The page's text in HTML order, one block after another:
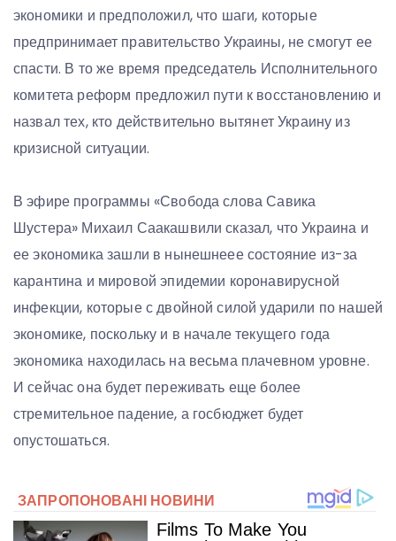
экономики и предположил, что шаги, которые
предпринимает правительство Украины, не смогут ее
спасти. В то же время председатель Исполнительного
комитета реформ предложил пути к восстановлению и
назвал тех, кто действительно вытянет Украину из
кризисной ситуации.
В эфире программы «Свобода слова Савика
Шустера» Михаил Саакашвили сказал, что Украина и
ее экономика зашли в нынешнеее состояние из-за
карантина и мировой эпидемии коронавирусной
инфекции, которые с двойной силой ударили по нашей
экономике, поскольку и в начале текущего года
экономика находилась на весьма плачевном уровне.
И сейчас она будет переживать еще более
стремительное падение, а госбюджет будет
опустошаться.